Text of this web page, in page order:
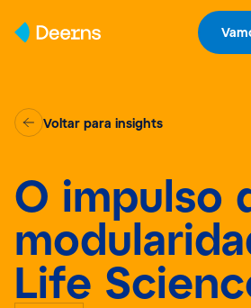
Voltar para insights
O impulso
Life